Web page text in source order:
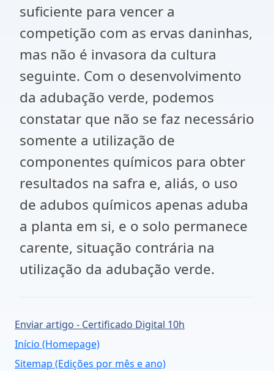
suficiente para vencer a
competição com as ervas daninhas,
mas não é invasora da cultura
seguinte. Com o desenvolvimento
da adubação verde, podemos
constatar que não se faz necessário
somente a utilização de
componentes químicos para obter
resultados na safra e, aliás, o uso
de adubos químicos apenas aduba
a planta em si, e o solo permanece
carente, situação contrária na
utilização da adubação verde.
Enviar artigo - Certificado Digital 10h
Início (Homepage)
Sitemap (Edições por mês e ano)